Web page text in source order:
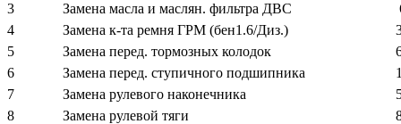
3
Замена масла и маслян. фильтра ДВС
4
Замена к-та ремня ГРМ (бен1.6/Диз.)
5
Замена перед. тормозных колодок
6
Замена перед. ступичного подшипника
7
Замена рулевого наконечника
8
Замена рулевой тяги